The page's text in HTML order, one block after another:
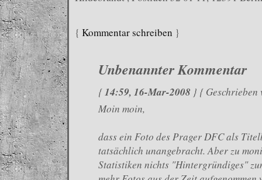
{ Kommentar schreiben }
Unbenannter Kommentar
{14:59, 16-Mar-2008 } { Geschrieben
Moin moin,
dass ein Foto des Prager DFC als
tatsächlich unangebracht. Aber zu
Statistiken nichts "Hintergründiges"